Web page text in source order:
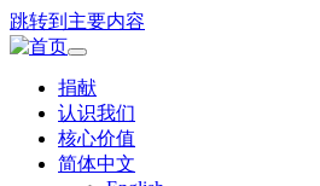
跳转到主要内容
Toggle
navigation
捐献
认识我们
核心价值
简体中文